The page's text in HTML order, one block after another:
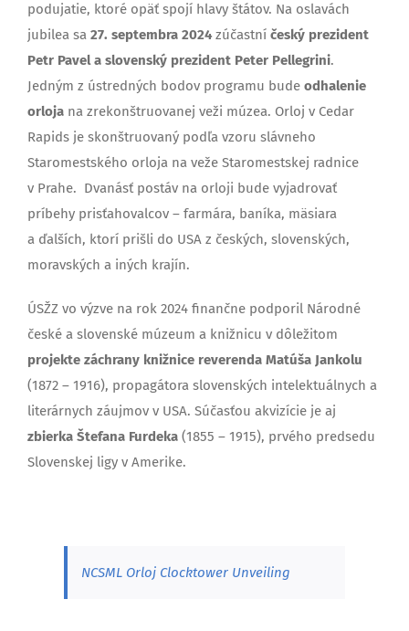
podujatie, ktoré opäť spojí hlavy štátov. Na oslavách
jubilea sa 27. septembra 2024 zúčastní český prezident
Petr Pavel a slovenský prezident Peter Pellegrini.
Jedným z ústredných bodov programu bude odhalenie
orloja na zrekonštruovanej veži múzea. Orloj v Cedar
Rapids je skonštruovaný podľa vzoru slávneho
Staromestského orloja na veže Staromestskej radnice
v Prahe. Dvanásť postáv na orloji bude vyjadrovať
príbehy prisťahovalcov – farmára, baníka, mäsiara
a ďalších, ktorí prišli do USA z českých, slovenských,
moravských a iných krajín.
ÚSŽZ vo výzve na rok 2024 finančne podporil Národné
české a slovenské múzeum a knižnicu v dôležitom
projekte záchrany knižnice reverenda Matúša Jankolu
(1872 – 1916), propagátora slovenských intelektuálnych a
literárnych záujmov v USA. Súčasťou akvizície je aj
zbierka Štefana Furdeka (1855 – 1915), prvého predsedu
Slovenskej ligy v Amerike.
NCSML Orloj Clocktower Unveiling